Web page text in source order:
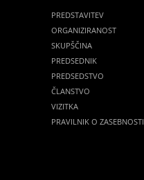
PREDSTAVITEV
ORGANIZIRANOST
SKUPŠČINA
PREDSEDNIK
PREDSEDSTVO
ČLANSTVO
VIZITKA
PRAVILNIK O ZASEBNOSTI